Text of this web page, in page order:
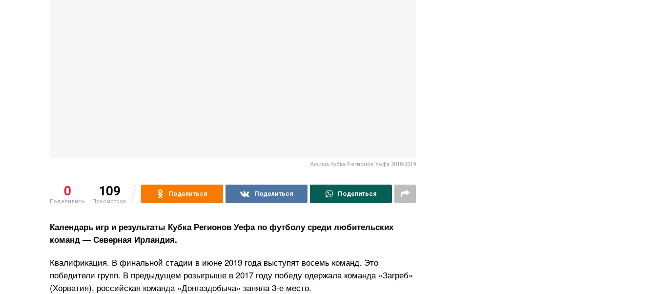
Афиша Кубка Регионов Уефа 2018-2019
0
Поделились
109
Просмотров
Поделиться Поделиться Поделиться
Календарь игр и результаты Кубка Регионов Уефа по футболу среди любительских
команд — Северная Ирландия.
Квалификация. В финальной стадии в июне 2019 года выступят восемь команд. Это
победители групп. В предыдущем розыгрыше в 2017 году победу одержала команда «Загреб»
(Хорватия), российская команда «Донгаздобыча» заняла 3-е место.